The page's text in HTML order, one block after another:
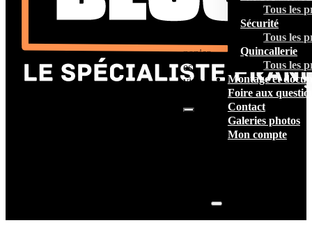
Tous les
Sécurité
Tous les
Quincallerie
Tous les
Montage et
Foire aux
Contact
Galeries photos
Mon compte
panier
est
vide.